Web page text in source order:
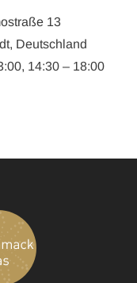
13
Deutschland
14:30 – 18:00